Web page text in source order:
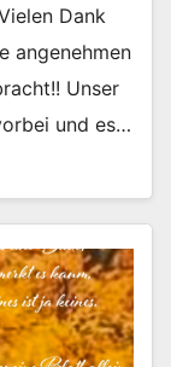
Dank
angenehmen
Unser
und es…